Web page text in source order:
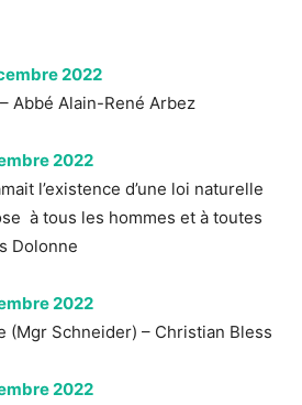
2022
Abbé Alain-René Arbez
2022
l’existence d’une loi naturelle
à tous les hommes et à toutes
Dolonne
2022
(Mgr Schneider) – Christian Bless
2022